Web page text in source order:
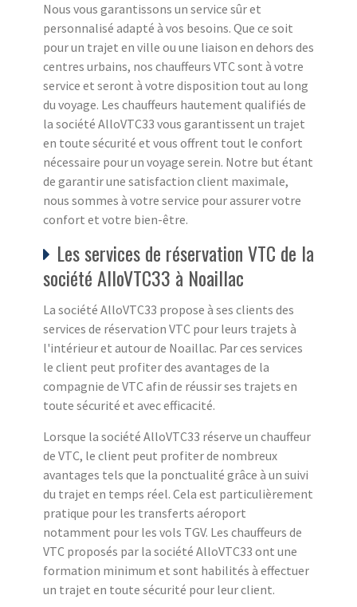
Nous vous garantissons un service sûr et
personnalisé adapté à vos besoins. Que ce soit
pour un trajet en ville ou une liaison en dehors des
centres urbains, nos chauffeurs VTC sont à votre
service et seront à votre disposition tout au long
du voyage. Les chauffeurs hautement qualifiés de
la société AlloVTC33 vous garantissent un trajet
en toute sécurité et vous offrent tout le confort
nécessaire pour un voyage serein. Notre but étant
de garantir une satisfaction client maximale,
nous sommes à votre service pour assurer votre
confort et votre bien-être.
Les services de réservation VTC de la
société AlloVTC33 à Noaillac
La société AlloVTC33 propose à ses clients des
services de réservation VTC pour leurs trajets à
l'intérieur et autour de Noaillac. Par ces services
le client peut profiter des avantages de la
compagnie de VTC afin de réussir ses trajets en
toute sécurité et avec efficacité.
Lorsque la société AlloVTC33 réserve un chauffeur
de VTC, le client peut profiter de nombreux
avantages tels que la ponctualité grâce à un suivi
du trajet en temps réel. Cela est particulièrement
pratique pour les transferts aéroport
notamment pour les vols TGV. Les chauffeurs de
VTC proposés par la société AlloVTC33 ont une
formation minimum et sont habilités à effectuer
un trajet en toute sécurité pour leur client.